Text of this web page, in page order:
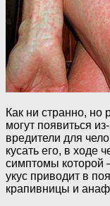
Как ни странно, но
могут появиться
вредители для
кусать его, в ходе
симптомы которой
укус приводит в
крапивницы и